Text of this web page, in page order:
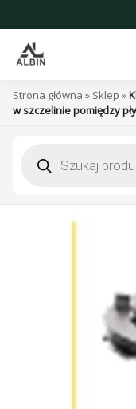
do
treści
Strona główna » Sklep »
w szczelinie pomiędzy
produktów